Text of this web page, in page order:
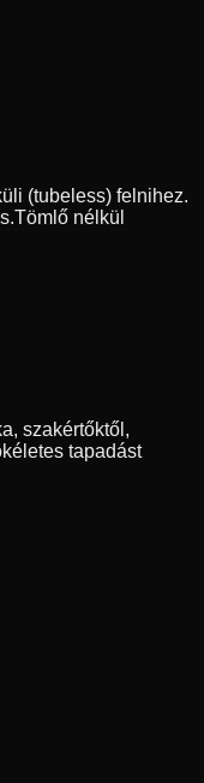
(tubeless) felnihez.
Tömlő nélkül
szakértőktől,
tapadást